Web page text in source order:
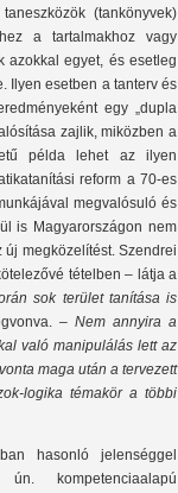
(tankönyvek)
a tartalmakhoz vagy
azokkal egyet, és esetleg
Ilyen esetben a tanterv és
egy „dupla
zajlik, miközben a
példa lehet az ilyen
reform a 70-es
megvalósuló és
is Magyarországon nem
új megközelítést. Szendrei
tételben – látja a
sok terület tanítása is
– Nem annyira a
való manipulálás lett az
maga után a tervezett
logika témakör a többi
hasonló jelenséggel
kompetenciaalapú